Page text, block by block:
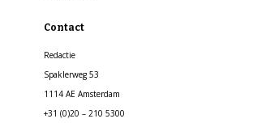
Contact
Redactie
Spaklerweg 53
1114 AE Amsterdam
+31 (0)20 – 210 5300